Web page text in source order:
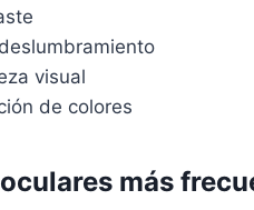
visual
de colores
más